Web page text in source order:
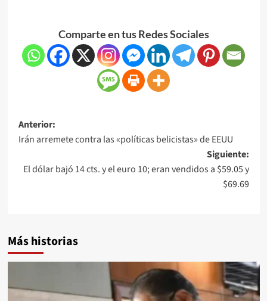
Comparte en tus Redes Sociales
Anterior:
Irán arremete contra las «políticas belicistas» de EEUU
Siguiente:
El dólar bajó 14 cts. y el euro 10; eran vendidos a $59.05 y
$69.69
Más historias